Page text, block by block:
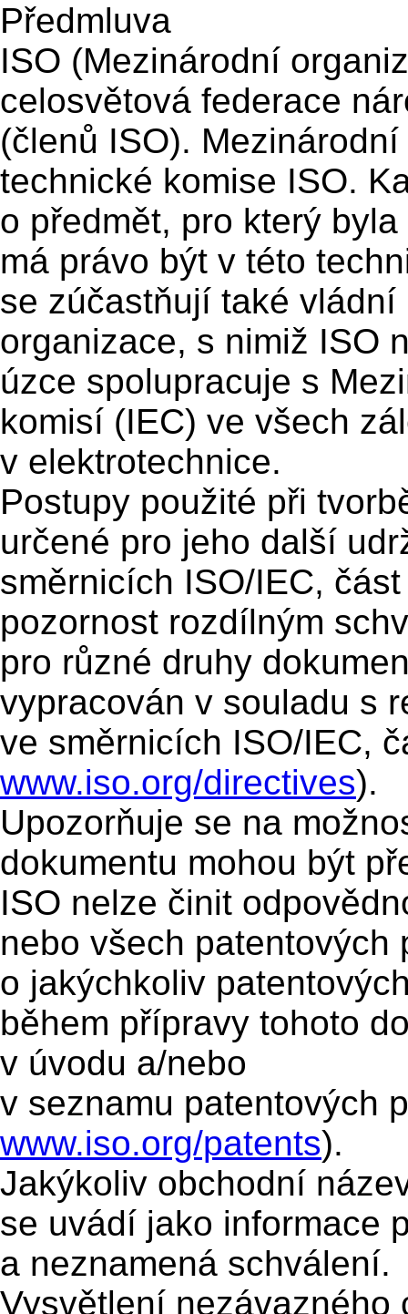
Předmluva
ISO (Mezinárodní
celosvětová federace
(členů ISO).
technické komise ISO.
o předmět, pro který
má právo být v této
se zúčastňují také
organizace, s nimiž ISO
úzce spolupracuje s
komisí (IEC) ve všech
v elektrotechnice.
Postupy použité při
určené pro jeho další
směrnicích ISO/IEC,
pozornost rozdílným
pro různé druhy
vypracován v souladu s
ve směrnicích ISO/IEC,
www.iso.org/directives).
Upozorňuje se na
dokumentu mohou být
ISO nelze činit
nebo všech patentových
o jakýchkoliv
během přípravy tohoto
v úvodu a/nebo
v seznamu patentových
www.iso.org/patents).
Jakýkoliv obchodní
se uvádí jako informace
a neznamená schválení.
Vysvětlení nezávazného